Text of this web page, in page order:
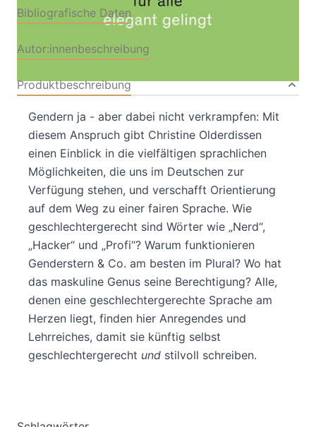
Bibliografische Daten
Autor:innenbeschreibung
Produktbeschreibung
Gendern ja - aber dabei nicht verkrampfen: Mit
diesem Anspruch gibt Christine Olderdissen
einen Einblick in die vielfältigen sprachlichen
Möglichkeiten, die uns im Deutschen zur
Verfügung stehen, und verschafft Orientierung
auf dem Weg zu einer fairen Sprache. Wie
geschlechtergerecht sind Wörter wie „Nerd“,
„Hacker“ und „Profi“? Warum funktionieren
Genderstern & Co. am besten im Plural? Wo hat
das maskuline Genus seine Berechtigung? Alle,
denen eine geschlechtergerechte Sprache am
Herzen liegt, finden hier Anregendes und
Lehrreiches, damit sie künftig selbst
geschlechtergerecht und stilvoll schreiben.